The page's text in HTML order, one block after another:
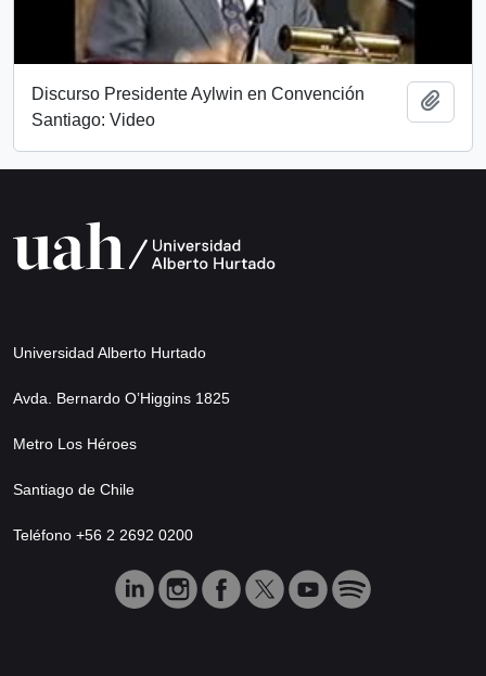
Discurso Presidente Aylwin en Convención
Santiago: Video
Universidad Alberto Hurtado
Avda. Bernardo O’Higgins 1825
Metro Los Héroes
Santiago de Chile
Teléfono +56 2 2692 0200